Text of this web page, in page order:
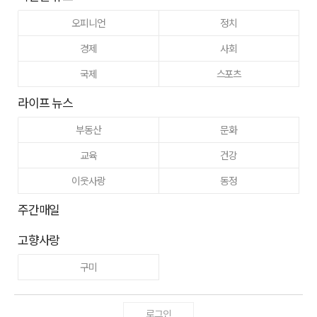
오피니언
정치
경제
사회
국제
스포츠
라이프 뉴스
부동산
문화
교육
건강
이웃사랑
동정
주간매일
고향사랑
구미
로그인